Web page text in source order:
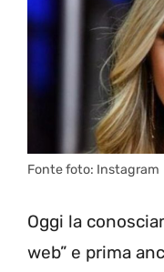
Fonte foto: Instagram
Oggi la
web” e prima